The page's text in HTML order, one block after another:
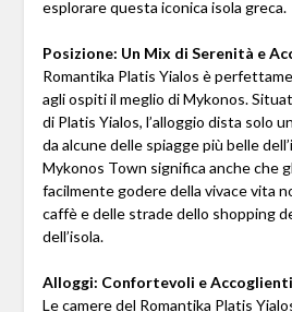
esplorare questa iconica isola greca.
Posizione: Un Mix di Serenità e
Romantika Platis Yialos è
agli ospiti il meglio di Mykonos.
di Platis Yialos, l’alloggio dista solo
da alcune delle spiagge più belle
Mykonos Town significa anche che
facilmente godere della vivace vita
caffè e delle strade dello shopping
dell’isola.
Alloggi: Confortevoli e Accoglienti
Le camere del Romantika Platis